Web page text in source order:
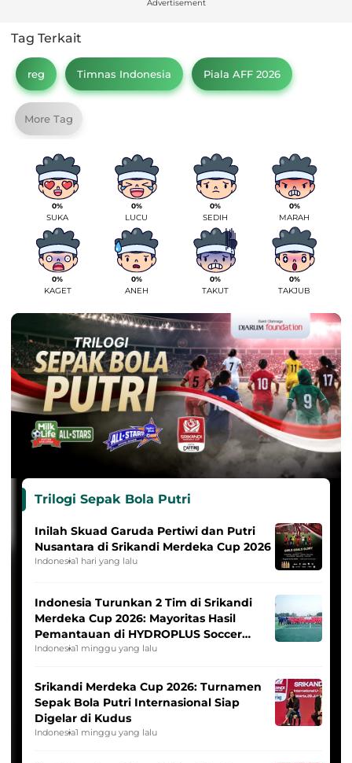
Advertisement
Tag Terkait
reg Timnas Indonesia Piala AFF 2026
More Tag
0%
SUKA
0%
LUCU
0%
SEDIH
0%
MARAH
0%
KAGET
0%
ANEH
0%
TAKUT
0%
TAKJUB
Trilogi Sepak Bola Putri
Inilah Skuad Garuda Pertiwi dan Putri
Nusantara di Srikandi Merdeka Cup 2026
Indonesia1 hari yang lalu
Indonesia Turunkan 2 Tim di Srikandi
Merdeka Cup 2026: Mayoritas Hasil
Pemantauan di HYDROPLUS Soccer
League
Indonesia1 minggu yang lalu
Srikandi Merdeka Cup 2026: Turnamen
Sepak Bola Putri Internasional Siap
Digelar di Kudus
Indonesia1 minggu yang lalu